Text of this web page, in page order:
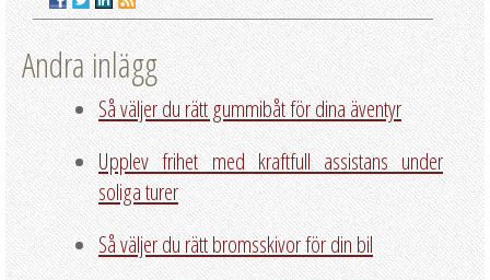
Andra inlägg
Så väljer du rätt gummibåt för dina äventyr
Upplev frihet med kraftfull assistans under
soliga turer
Så väljer du rätt bromsskivor för din bil